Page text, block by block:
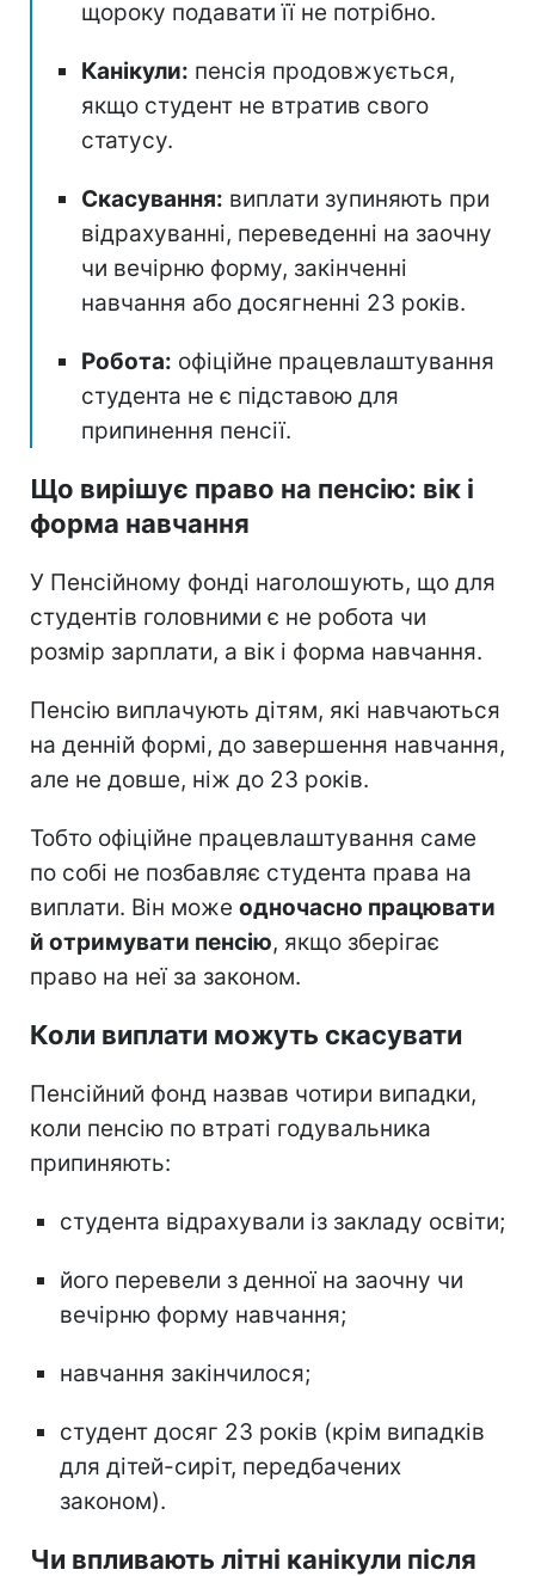
щороку подавати її не потрібно.
Канікули: пенсія продовжується,
якщо студент не втратив свого
статусу.
Скасування: виплати зупиняють при
відрахуванні, переведенні на заочну
чи вечірню форму, закінченні
навчання або досягненні 23 років.
Робота: офіційне працевлаштування
студента не є підставою для
припинення пенсії.
Що вирішує право на пенсію: вік і
форма навчання
У Пенсійному фонді наголошують, що для
студентів головними є не робота чи
розмір зарплати, а вік і форма навчання.
Пенсію виплачують дітям, які навчаються
на денній формі, до завершення навчання,
але не довше, ніж до 23 років.
Тобто офіційне працевлаштування саме
по собі не позбавляє студента права на
виплати. Він може одночасно працювати
й отримувати пенсію, якщо зберігає
право на неї за законом.
Коли виплати можуть скасувати
Пенсійний фонд назвав чотири випадки,
коли пенсію по втраті годувальника
припиняють:
студента відрахували із закладу освіти;
його перевели з денної на заочну чи
вечірню форму навчання;
навчання закінчилося;
студент досяг 23 років (крім випадків
для дітей-сиріт, передбачених
законом).
Чи впливають літні канікули після